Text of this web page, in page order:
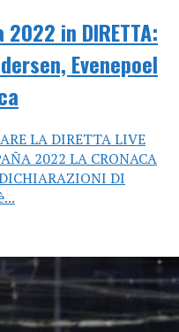
2022 in DIRETTA:
Evenepoel
LA DIRETTA LIVE
2022 LA CRONACA
DI